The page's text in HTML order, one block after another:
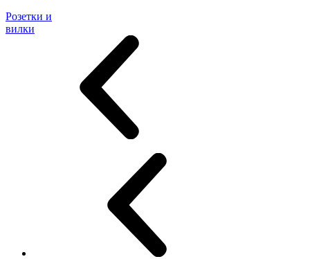
Розетки и
вилки